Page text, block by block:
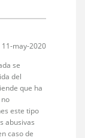
11-may-2020
se
del
que ha
este tipo
abusivas
caso de